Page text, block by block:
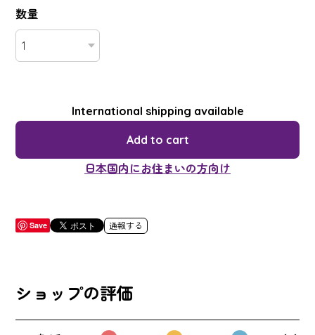
数量
International shipping available
Add to cart
日本国内にお住まいの方向け
Save 通報する
ショップの評価